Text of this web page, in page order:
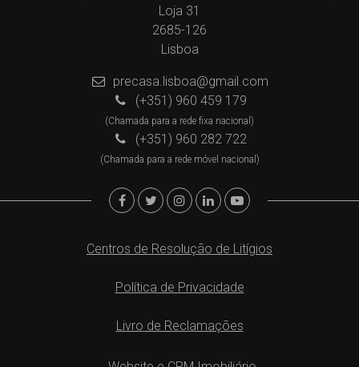
Loja 31
2685-126
Lisboa
precasa.lisboa@gmail.com
(+351) 960 459 179
(Chamada para a rede fixa nacional)
(+351) 960 282 722
(Chamada para a rede móvel nacional)
Centros de Resolução de Litígios
Política de Privacidade
Livro de Reclamações